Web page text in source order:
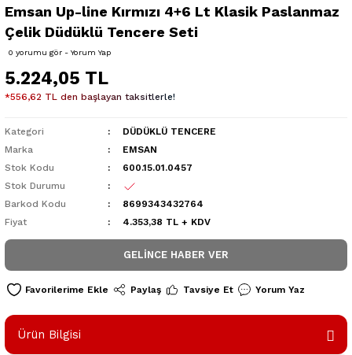
Emsan Up-line Kırmızı 4+6 Lt Klasik Paslanmaz
Çelik Düdüklü Tencere Seti
0 yorumu gör - Yorum Yap
5.224,05 TL
*556,62 TL den başlayan taksitlerle!
Kategori
DÜDÜKLÜ TENCERE
Marka
EMSAN
Stok Kodu
600.15.01.0457
Stok Durumu
Barkod Kodu
8699343432764
Fiyat
4.353,38 TL + KDV
GELINCE HABER VER
Paylaş Tavsiye Et Yorum Yaz
Ürün Bilgisi